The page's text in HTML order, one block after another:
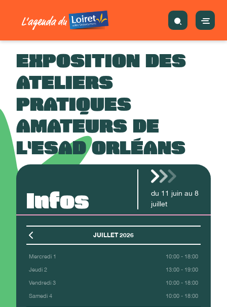
EXPOSITION DES
ATELIERS
PRATIQUES
AMATEURS DE
L'ESAD ORLÉANS
Infos du 11 juin au 8
juillet
JUILLET 2026
Mercredi 1 10:00 - 18:00
Jeudi 2 13:00 - 19:00
Vendredi 3 10:00 - 18:00
Samedi 4 10:00 - 18:00